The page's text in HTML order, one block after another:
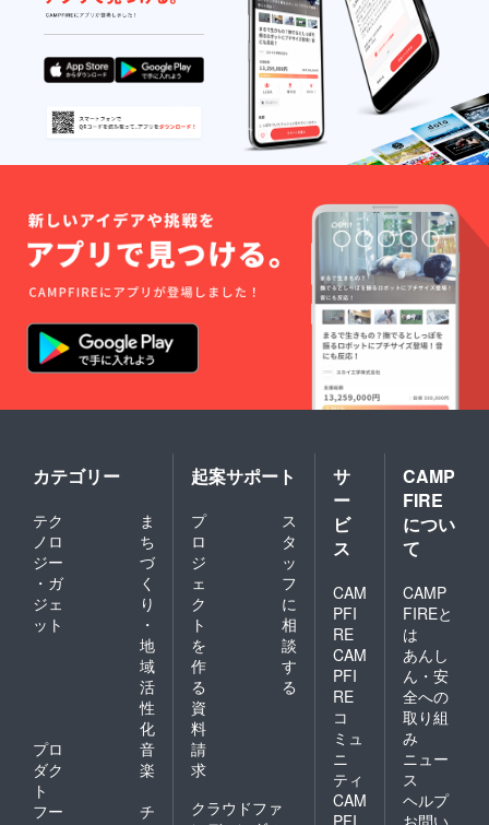
カテゴリー
テク
ノロ
ジー
・ガ
ジェ
ット
ま
ち
づ
く
り
・
地
域
活
性
化
プロ
ダク
ト
音
楽
フー
チ
起案サポート
プ
ロ
ジ
ェ
ク
ト
を
作
る
ス
タ
ッ
フ
に
相
談
す
る
資
料
請
求
クラウドファ
サ
ー
ビ
ス
CAM
PFI
RE
CAM
PFI
RE
コ
ミュ
ニ
ティ
CAM
PFI
CAMP
FIRE
につい
て
CAMP
FIREと
は
あんし
ん・安
全への
取り組
み
ニュー
ス
ヘルプ
お問い